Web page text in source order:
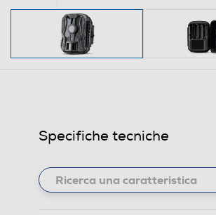
Specifiche tecniche